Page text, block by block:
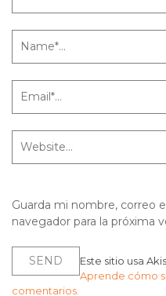
Guarda mi nombre, correo
navegador para la próxima
Este sitio usa
Aprende cómo
comentarios.